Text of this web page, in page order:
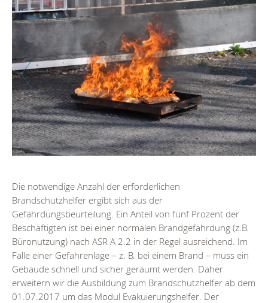
Zurück Weiter
Die notwendige Anzahl der erforderlichen
Brandschutzhelfer ergibt sich aus der
Gefährdungsbeurteilung. Ein Anteil von fünf Prozent der
Beschäftigten ist bei einer normalen Brandgefährdung (z.B.
Büronutzung) nach ASR A 2.2 in der Regel ausreichend. Im
Falle einer Gefahrenlage – z. B. bei einem Brand – muss ein
Gebäude schnell und sicher geräumt werden. Daher
erweitern wir die Ausbildung zum Brandschutzhelfer ab dem
01.07.2017 um das Modul Evakuierungshelfer. Der